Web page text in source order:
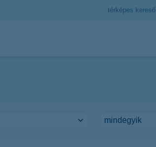
térképes kereső